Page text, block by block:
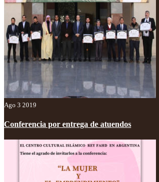
Ago 3 2019
Conferencia por entrega de atuendos